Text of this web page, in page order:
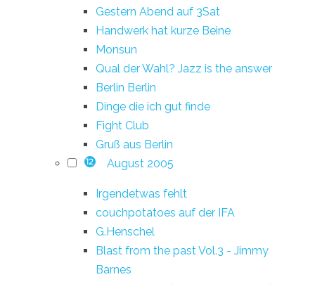
Gestern Abend auf 3Sat
Handwerk hat kurze Beine
Monsun
Qual der Wahl? Jazz is the answer
Berlin Berlin
Dinge die ich gut finde
Fight Club
Gruß aus Berlin
12 August 2005
Irgendetwas fehlt
couchpotatoes auf der IFA
G.Henschel
Blast from the past Vol.3 - Jimmy
Barnes